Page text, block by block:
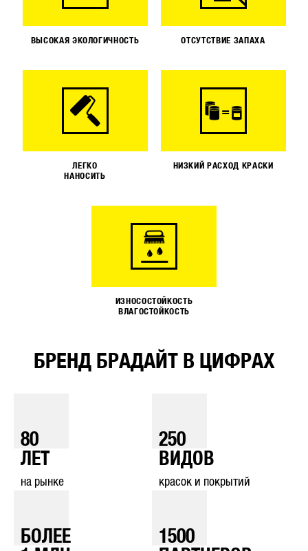
ВЫСОКАЯ ЭКОЛОГИЧНОСТЬ ОТСУТСТВИЕ ЗАПАХА
ЛЕГКО
НАНОСИТЬ
НИЗКИЙ РАСХОД КРАСКИ
ИЗНОСОСТОЙКОСТЬ
ВЛАГОСТОЙКОСТЬ
БРЕНД БРАДАЙТ В ЦИФРАХ
80
ЛЕТ
на рынке
250
ВИДОВ
красок и покрытий
БОЛЕЕ
1500